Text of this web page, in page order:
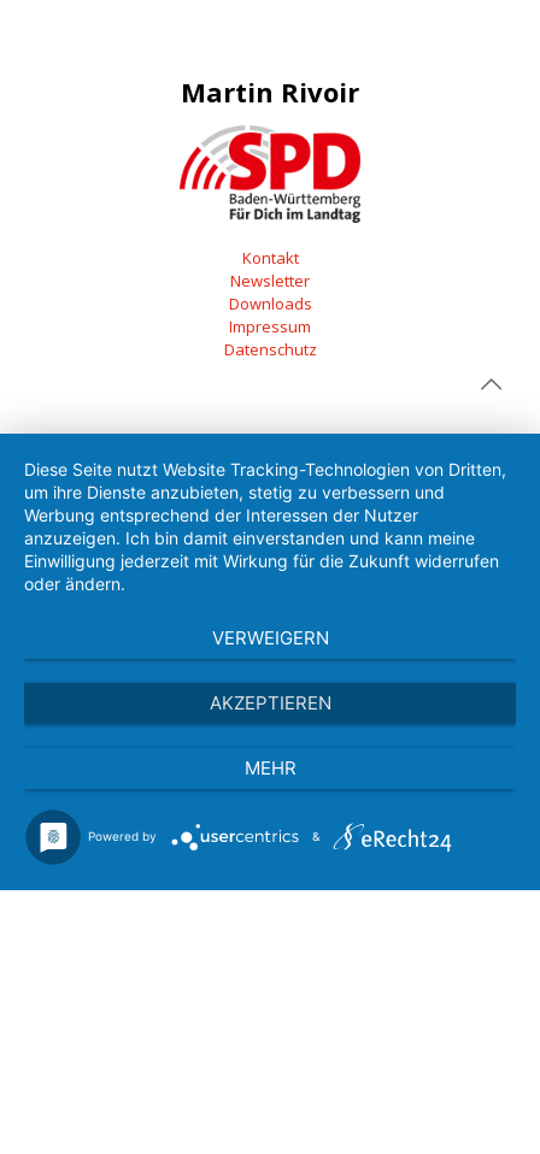
Martin Rivoir
Kontakt
Newsletter
Downloads
Impressum
Datenschutz
Diese Seite nutzt Website Tracking-Technologien von Dritten,
um ihre Dienste anzubieten, stetig zu verbessern und
Werbung entsprechend der Interessen der Nutzer
anzuzeigen. Ich bin damit einverstanden und kann meine
Einwilligung jederzeit mit Wirkung für die Zukunft widerrufen
oder ändern.
VERWEIGERN
AKZEPTIEREN
MEHR
Powered by &